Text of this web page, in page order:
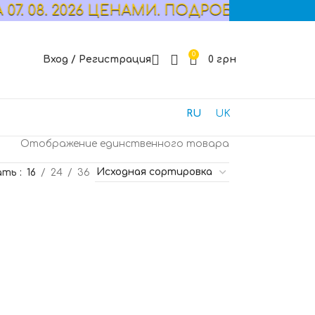
Вход / Регистрация 0 0 грн
RU UK
Отображение единственного товара
16 24 36
2026 ЦЕНАМИ. ПОДРОБНОСТИ